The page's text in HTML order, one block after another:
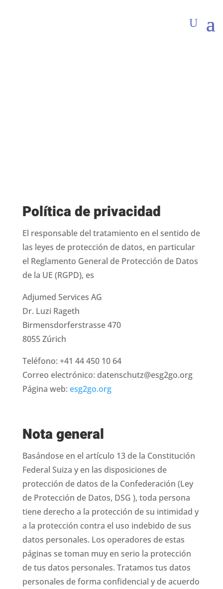
Política de privacidad
El responsable del tratamiento en el sentido de
las leyes de protección de datos, en particular
el Reglamento General de Protección de Datos
de la UE (RGPD), es
Adjumed Services AG
Dr. Luzi Rageth
Birmensdorferstrasse 470
8055 Zúrich
Teléfono: +41 44 450 10 64
Correo electrónico: datenschutz@esg2go.org
Página web: esg2go.org
Nota general
Basándose en el artículo 13 de la Constitución
Federal Suiza y en las disposiciones de
protección de datos de la Confederación (Ley
de Protección de Datos, DSG ), toda persona
tiene derecho a la protección de su intimidad y
a la protección contra el uso indebido de sus
datos personales. Los operadores de estas
páginas se toman muy en serio la protección
de tus datos personales. Tratamos tus datos
personales de forma confidencial y de acuerdo